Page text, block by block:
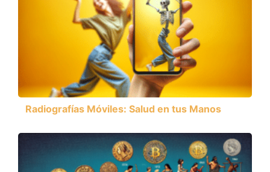
Radiografías Móviles: Salud en tus Manos